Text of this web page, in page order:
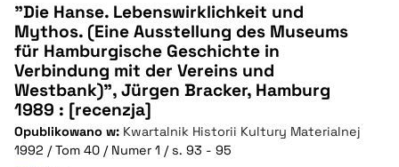
"Die Hanse. Lebenswirklichkeit und
Mythos. (Eine Ausstellung des Museums
für Hamburgische Geschichte in
Verbindung mit der Vereins und
Westbank)", Jürgen Bracker, Hamburg
1989 : [recenzja]
Opublikowano w: Kwartalnik Historii Kultury Materialnej
1992 / Tom 40 / Numer 1 / s. 93 - 95